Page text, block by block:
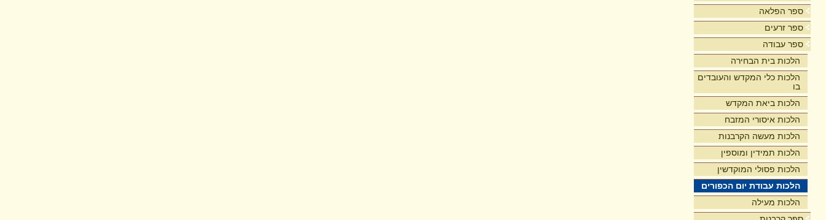
ספר הפלאה
ספר זרעים
ספר עבודה
הלכות בית הבחירה
הלכות כלי המקדש והעובדים
בו
הלכות ביאת המקדש
הלכות איסורי המזבח
הלכות מעשה הקרבנות
הלכות תמידין ומוספין
הלכות פסולי המוקדשין
הלכות עבודת יום הכפורים
הלכות מעילה